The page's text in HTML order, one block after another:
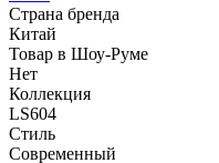
Страна бренда
Китай
Товар в Шоу-Руме
Нет
Коллекция
LS604
Стиль
Современный